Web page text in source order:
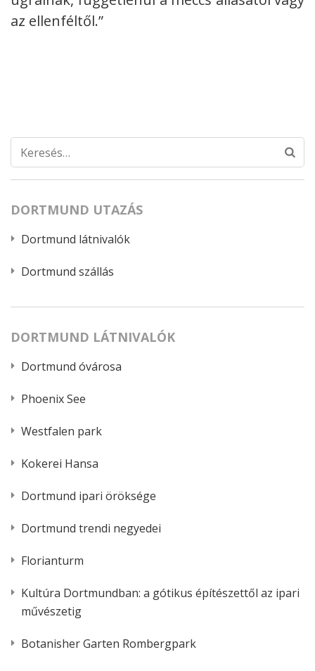
az ellenféltől.”
Keresés:
DORTMUND UTAZÁS
Dortmund látnivalók
Dortmund szállás
DORTMUND LÁTNIVALÓK
Dortmund óvárosa
Phoenix See
Westfalen park
Kokerei Hansa
Dortmund ipari öröksége
Dortmund trendi negyedei
Florianturm
Kultúra Dortmundban: a gótikus építészettől az ipari
művészetig
Botanisher Garten Rombergpark